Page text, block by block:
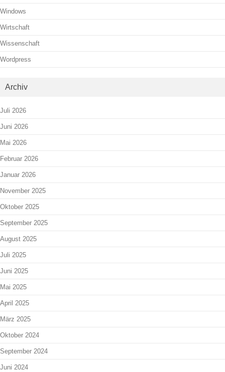
Windows
Wirtschaft
Wissenschaft
Wordpress
Archiv
Juli 2026
Juni 2026
Mai 2026
Februar 2026
Januar 2026
November 2025
Oktober 2025
September 2025
August 2025
Juli 2025
Juni 2025
Mai 2025
April 2025
März 2025
Oktober 2024
September 2024
Juni 2024